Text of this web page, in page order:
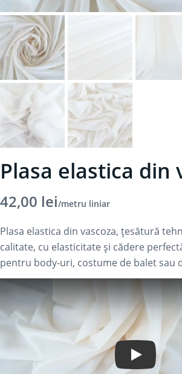
Plasa elastica din
42,00 lei/metru liniar
Plasa elastica din vascoza, țesătură
calitate, cu elasticitate și cădere
pentru body-uri, costume de balet sau
Play Video